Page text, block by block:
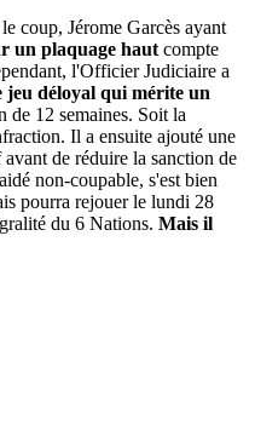
coup, Jérome Garcès ayant
un plaquage haut compte
l'Officier Judiciaire a
jeu déloyal qui mérite un
de 12 semaines. Soit la
Il a ensuite ajouté une
de réduire la sanction de
non-coupable, s'est bien
pourra rejouer le lundi 28
du 6 Nations. Mais il